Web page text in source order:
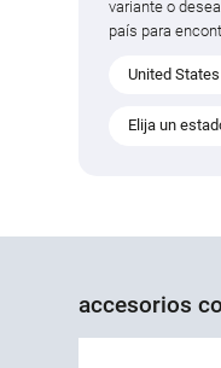
variante o
país para
United States
Elija un
accesorios